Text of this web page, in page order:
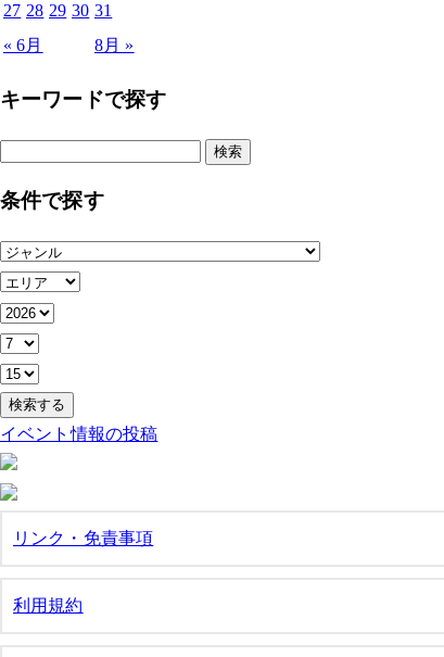
« 6月 8月 »
27 28 29 30 31
キーワードで探す
条件で探す
イベント情報の投稿
リンク・免責事項
利用規約